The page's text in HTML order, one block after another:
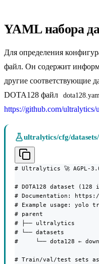
YAML набора
Для определения
файл. Он содержит
другие соответствующие
DOTA128 файл
https://github.com/ultralytics/
ultralytics/cfg/
# Ultralytics 🚀 AGPL-
# DOTA128 dataset
# Documentation:
# Example usage: yolo
# parent
# ├── ultralytics
# └── datasets
#     └── dota128 ←
# Train/val/test sets